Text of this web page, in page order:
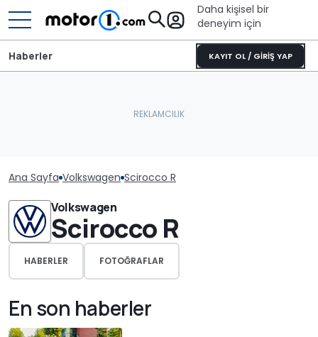
Daha kişisel bir
deneyim için
KAYIT OL / GİRİŞ YAP
Haberler
Ana Sayfa Volkswagen Scirocco R
Volkswagen
Scirocco R
HABERLER FOTOĞRAFLAR
En son haberler